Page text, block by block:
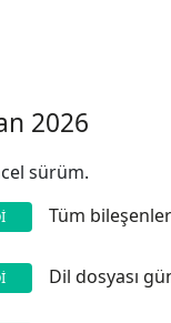
2026
sürüm.
Tüm
Dil dosyası